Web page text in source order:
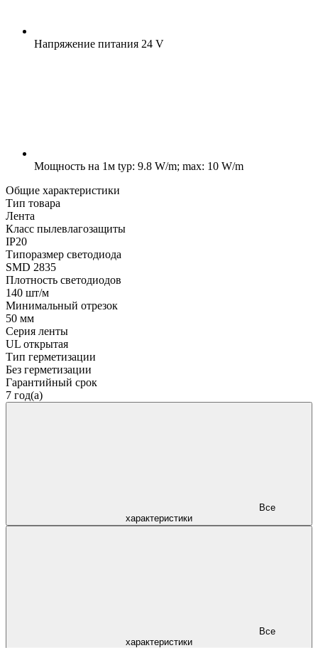
Напряжение питания 24 V
Мощность на 1м typ: 9.8 W/m; max: 10 W/m
Общие характеристики
Тип товара
Лента
Класс пылевлагозащиты
IP20
Типоразмер светодиода
SMD 2835
Плотность светодиодов
140 шт/м
Минимальный отрезок
50 мм
Серия ленты
UL открытая
Тип герметизации
Без герметизации
Гарантийный срок
7 год(а)
характеристики
характеристики